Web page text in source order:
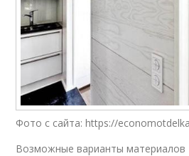
Фото с сайта: https://
Возможные варианты материалов